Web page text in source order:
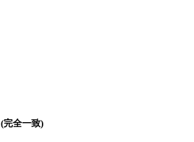
(完全一致)